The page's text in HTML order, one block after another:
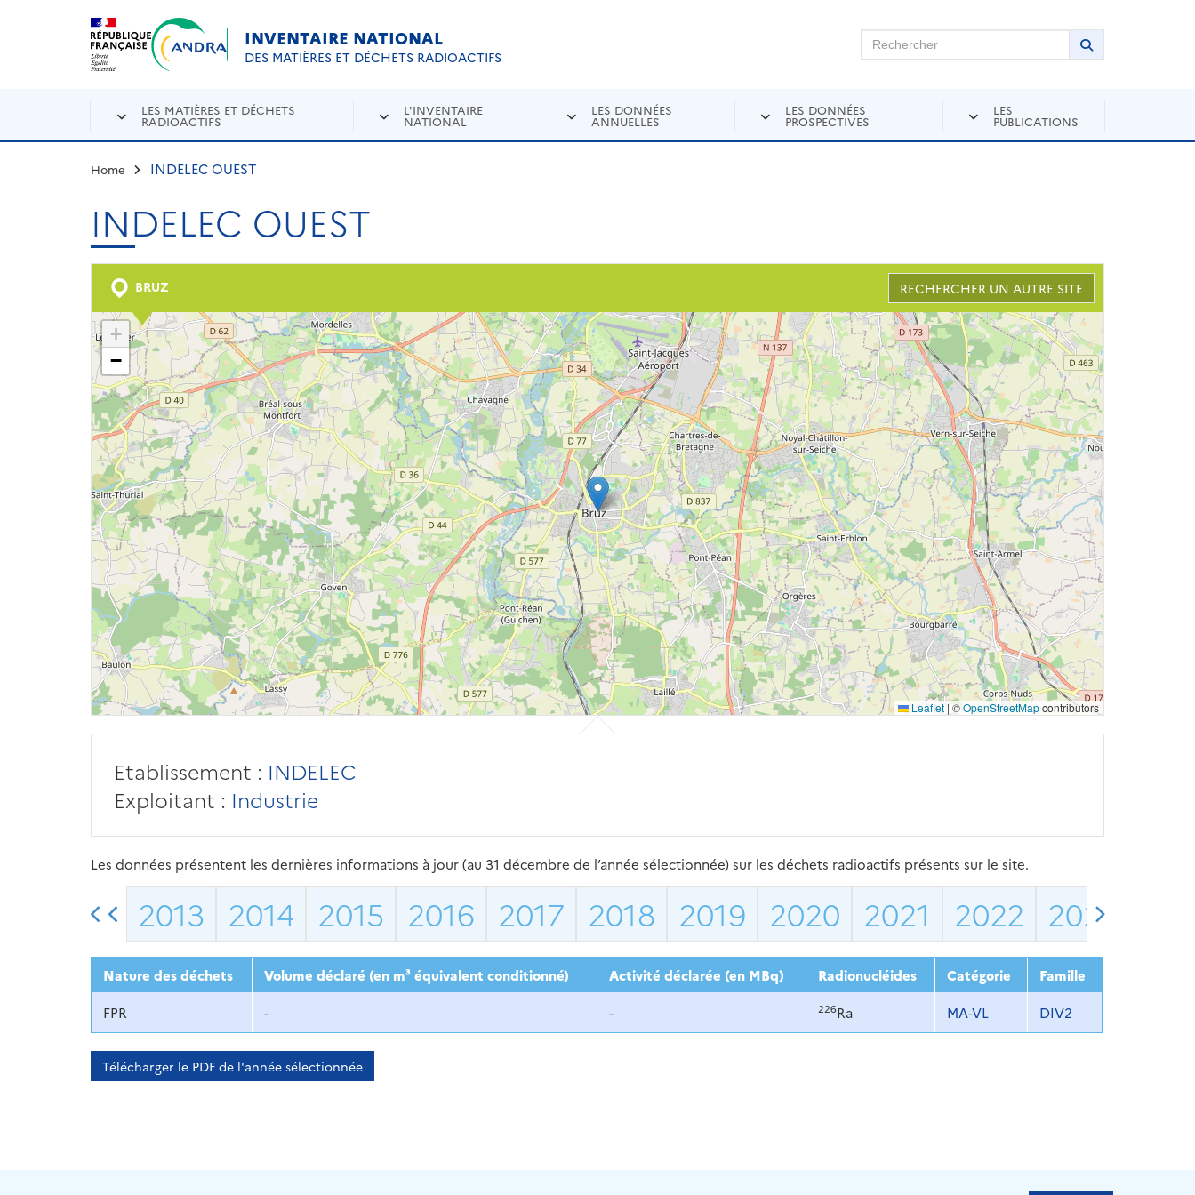
Aller au contenu principal
INVENTAIRE NATIONAL
DES MATIÈRES ET DÉCHETS RADIOACTIFS
Rechercher sur Andra Inventaire Rechercher
Lancer la
LES MATIÈRES ET DÉCHETS
RADIOACTIFS
L'INVENTAIRE
NATIONAL
LES DONNÉES
ANNUELLES
LES DONNÉES
PROSPECTIVES
LES
PUBLICATIONS
Home INDELEC OUEST
INDELEC OUEST
BRUZ RECHERCHER UN AUTRE SITE
+
−
Leaflet | ©OpenStreetMapcontributors
Etablissement : INDELEC
Exploitant : Industrie
Les données présentent les dernières informations à jour (au 31 décembre de l’année sélectionnée) sur les déchets radioactifs présents sur le site.
2013 2014 2015 2016 2017 2018 2019 2020 2021 2022 2023
Nature des déchets Volume déclaré (en m³ équivalent conditionné) Activité déclarée (en MBq) Radionucléides Catégorie
Famille
FPR
- - 226Ra MA-VL DIV2
Télécharger le PDF de l'année sélectionnée